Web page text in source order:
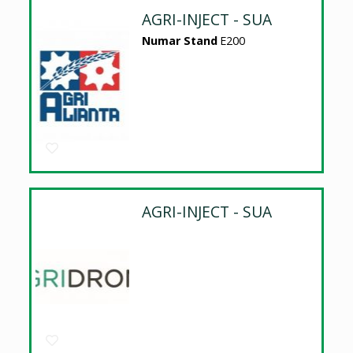
AGRI-INJECT - SUA
Numar Stand E200
AGRI-INJECT - SUA